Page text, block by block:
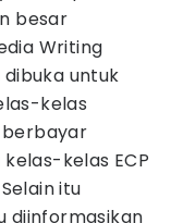
besar
Writing
untuk
kelas
berbayar
kelas ECP
itu
diinformasikan